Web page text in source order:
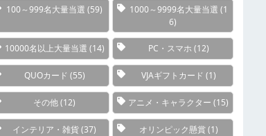
100～999名大量当選 (59) 1000～9999名大量当選 (1
6)
10000名以上大量当選 (14) PC・スマホ (12)
QUOカード (55) VJAギフトカード (1)
その他(12) アニメ・キャラクター (15)
インテリア・雑貨(37) オリンピック懸賞(1)